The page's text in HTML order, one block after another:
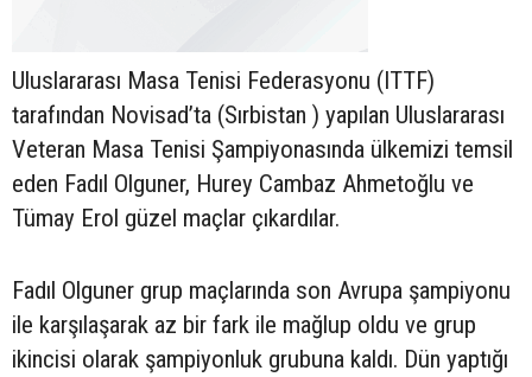
Uluslararası Masa Tenisi Federasyonu (ITTF)
tarafından Novisad’ta (Sırbistan ) yapılan Uluslararası
Veteran Masa Tenisi Şampiyonasında ülkemizi temsil
eden Fadıl Olguner, Hurey Cambaz Ahmetoğlu ve
Tümay Erol güzel maçlar çıkardılar.
Fadıl Olguner grup maçlarında son Avrupa şampiyonu
ile karşılaşarak az bir fark ile mağlup oldu ve grup
ikincisi olarak şampiyonluk grubuna kaldı. Dün yaptığı